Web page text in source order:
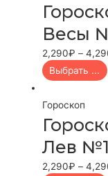
Весы
2,290₽ –
Выбрать ...
Гороскоп
Лев №1
2,290₽ –